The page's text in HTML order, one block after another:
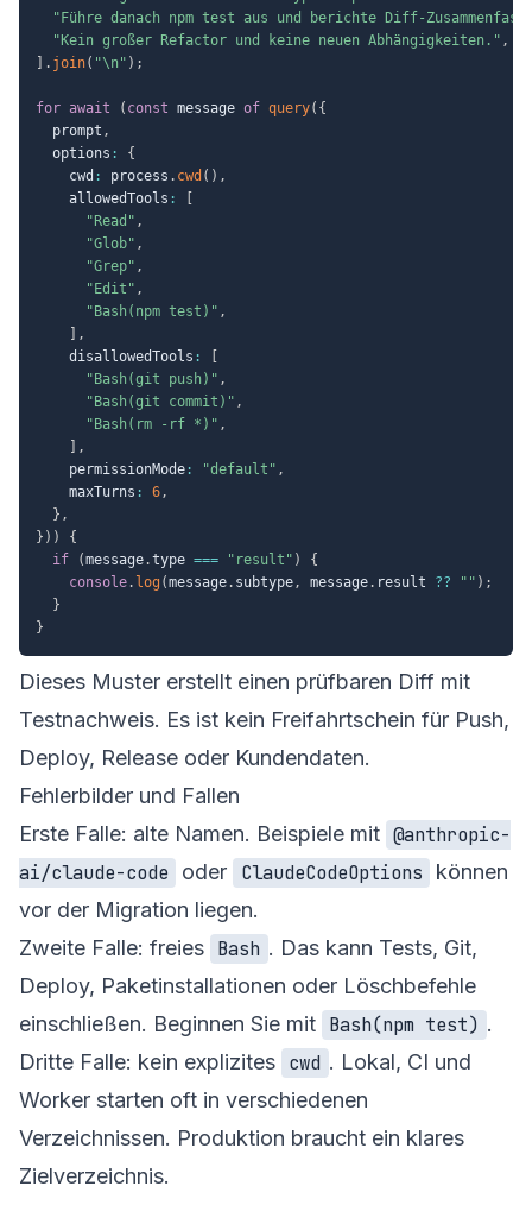
"Führe danach npm test aus und berichte Diff-
"Kein großer Refactor und keine neuen Abhängigkeiten." ,
. join( "\n" ) ;
for await ( const message of query( {
  prompt
,
  options
:
{
    cwd
: process . cwd ( ) ,
    allowedTools
:
"Read" ,
"Glob" ,
"Grep" ,
"Edit" ,
"Bash(npm test)" ,
,
    disallowedTools
:
"Bash(git push)" ,
"Bash(git commit)" ,
"Bash(rm -rf *)" ,
,
    permissionMode
: "default" ,
    maxTurns
: 6,
} ,
} ) )
{
if
(message.type === "result" )
{
console. log (message. subtype, message. result ?? "" ) ;
}
}
Dieses Muster erstellt einen prüfbaren Diff mit
Testnachweis. Es ist kein Freifahrtschein für Push,
Deploy, Release oder Kundendaten.
Fehlerbilder und Fallen
Erste Falle: alte Namen. Beispiele mit @anthropic-
ai/claude-code
oder ClaudeCodeOptions
können
vor der Migration liegen.
Zweite Falle: freies Bash . Das kann Tests, Git,
Deploy, Paketinstallationen oder Löschbefehle
einschließen. Beginnen Sie mit Bash(npm test) .
Dritte Falle: kein explizites cwd . Lokal, CI und
Worker starten oft in verschiedenen
Verzeichnissen. Produktion braucht ein klares
Zielverzeichnis.